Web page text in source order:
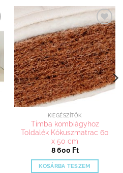
Kedvenceimhez
adom
KIEGÉSZÍTŐK
Timba kombiágyhoz
Toldalék Kókuszmatrac 60
x 50 cm
8 600 Ft
KOSÁRBA TESZEM